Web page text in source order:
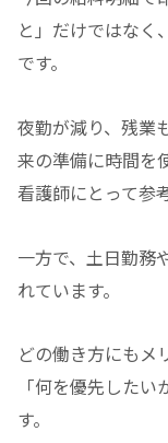
と」だけではなく
です。
夜勤が減り、残業
来の準備に時間を
看護師にとって参
一方で、土日勤務
れています。
どの働き方にもメ
「何を優先した
す。